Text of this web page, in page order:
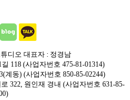
디오 대표자 : 정경남
118 (사업자번호 475-81-01314)
계동) (사업자번호 850-85-02244)
322, 원인재 경내 (사업자번호 631-85-